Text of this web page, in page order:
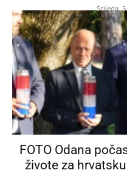
Srijeda,
FOTO Odana
živote za